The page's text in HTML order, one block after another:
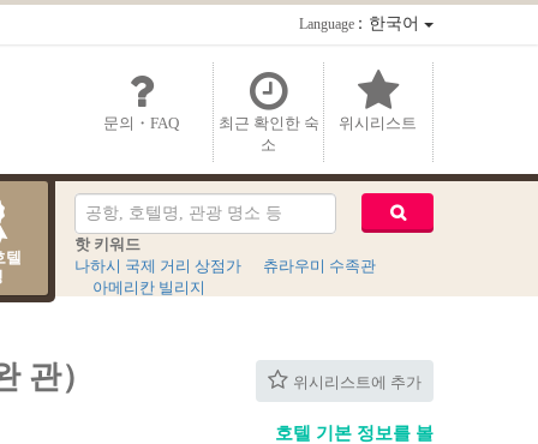
Language：한국어
문의・FAQ
최근 확인한 숙
소
위시리스트
텔
핫 키워드
나하시 국제 거리 상점가
츄라우미 수족관
아메리칸 빌리지
위시리스트에 추가
관）
호텔 기본 정보를 볼